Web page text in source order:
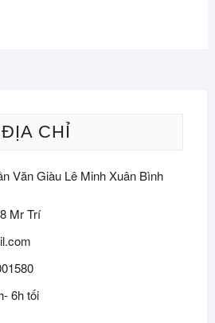
ĐỊA CHỈ
Văn Giàu Lê Minh Xuân Bình
Mr Trí
6h tối